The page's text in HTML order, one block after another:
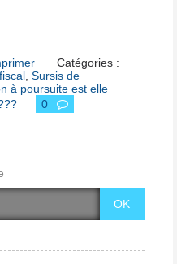
Catégories :
Sursis de
à poursuite est elle
0